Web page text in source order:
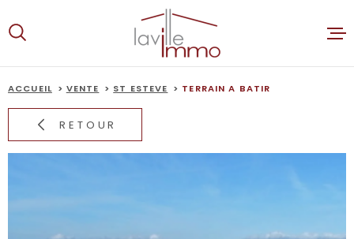
au
menu
au
contenu
ALERTE
ACCUEIL VENTE ST ESTEVE TERRAIN A BATIR
RETOUR